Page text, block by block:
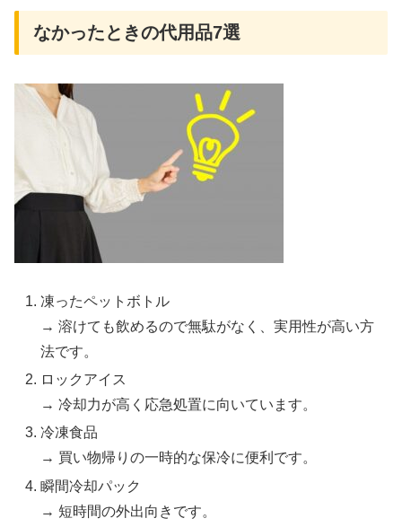
なかったときの代用品7選
凍ったペットボトル
→ 溶けても飲めるので無駄がなく、実用性が高い方
法です。
ロックアイス
→ 冷却力が高く応急処置に向いています。
冷凍食品
→ 買い物帰りの一時的な保冷に便利です。
瞬間冷却パック
→ 短時間の外出向きです。